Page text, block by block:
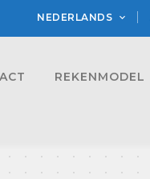
NEDERLANDS
REKENMODEL